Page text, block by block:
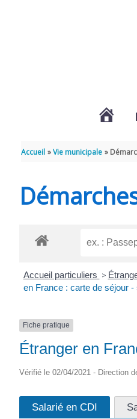
Accueil Vie municipale
Accueil particuliers >
en France : carte de séjour
Fiche pratique
Étranger en
Vérifié le 02/04/2021 - Direction
Salarié en CDI